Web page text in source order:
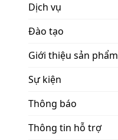
Dịch vụ
Đào tạo
Giới thiệu sản phẩm
Sự kiện
Thông báo
Thông tin hỗ trợ